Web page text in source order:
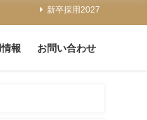
新卒採用2027
報 お問い合わせ